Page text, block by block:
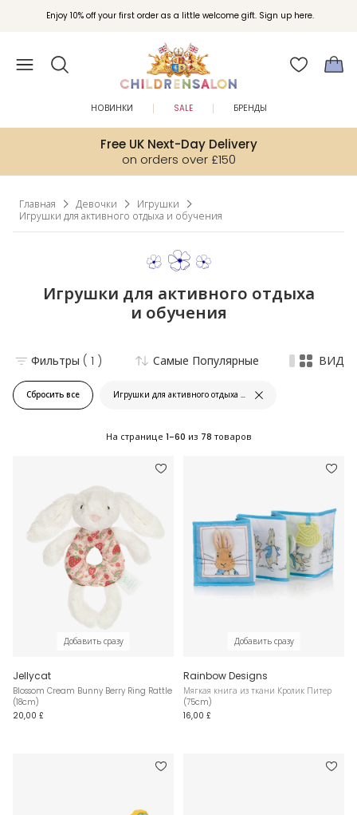
Enjoy 10% off your first order as a little welcome gift. Sign up here.
Вступайте в клуб Бонусы Childrensalon для эксклюзивных привилегий при
покупках.
Free UK Next-Day Delivery
on orders over £150
НОВИНКИ SALE БРЕНДЫ
Главная Девочки
Игрушки
Игрушки для активного отдыха и обучения
Игрушки для активного отдыха
и обучения
Сбросить все Игрушки для активного отдыха и обучения
Фильтры ( 1 ) Самые Популярные ВИД
На странице 1-60 из 78 товаров
Добавить сразу
Jellycat
Blossom Cream Bunny Berry Ring Rattle
(18cm)
20,00 £
Добавить сразу
Rainbow Designs
Мягкая книга из ткани Кролик Питер
(75cm)
16,00 £